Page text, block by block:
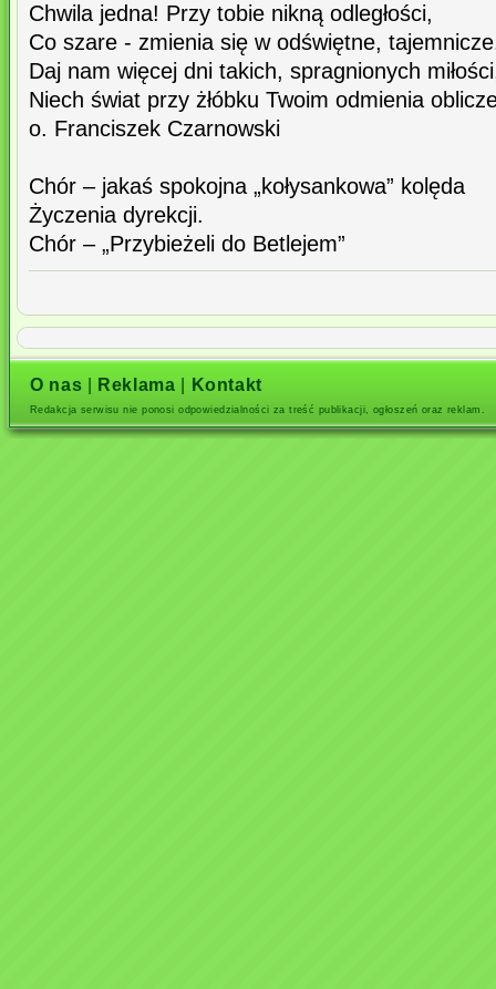
Chwila jedna! Przy tobie nikną odległości,
Co szare - zmienia się w odświętne,
Daj nam więcej dni takich, spragnionych
Niech świat przy żłóbku Twoim odmienia
o. Franciszek Czarnowski
Chór – jakaś spokojna „kołysankowa” kolęda
Życzenia dyrekcji.
Chór – „Przybieżeli do Betlejem”
O nas Reklama Kontakt
Redakcja serwisu nie ponosi odpowiedzialności za treść publikacji, ogłoszeń oraz reklam.